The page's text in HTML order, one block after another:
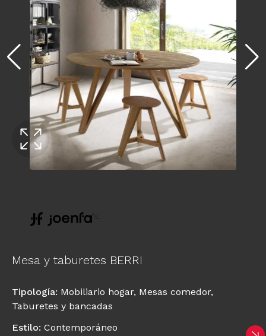
Mesa y taburetes BERRI
Tipología: Mobiliario hogar, Mesas comedor,
Taburetes y bancadas
Estilo: Contemporáneo